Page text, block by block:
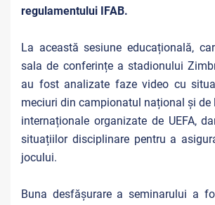
regulamentului IFAB.
La această sesiune educațională,
sala de conferințe a stadionului
au fost analizate faze video cu
meciuri din campionatul național și de
internaționale organizate de UEFA,
situațiilor disciplinare pentru a
jocului.
Buna desfășurare a seminarului a